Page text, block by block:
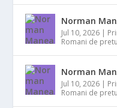
Norman
Jul 10, 2026 |
Romani de
Norman
Jul 10, 2026 |
Romani de